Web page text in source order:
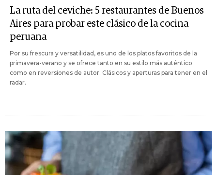
La ruta del ceviche: 5 restaurantes de Buenos
Aires para probar este clásico de la cocina
peruana
Por su frescura y versatilidad, es uno de los platos favoritos de la
primavera-verano y se ofrece tanto en su estilo más auténtico
como en reversiones de autor. Clásicos y aperturas para tener en el
radar.